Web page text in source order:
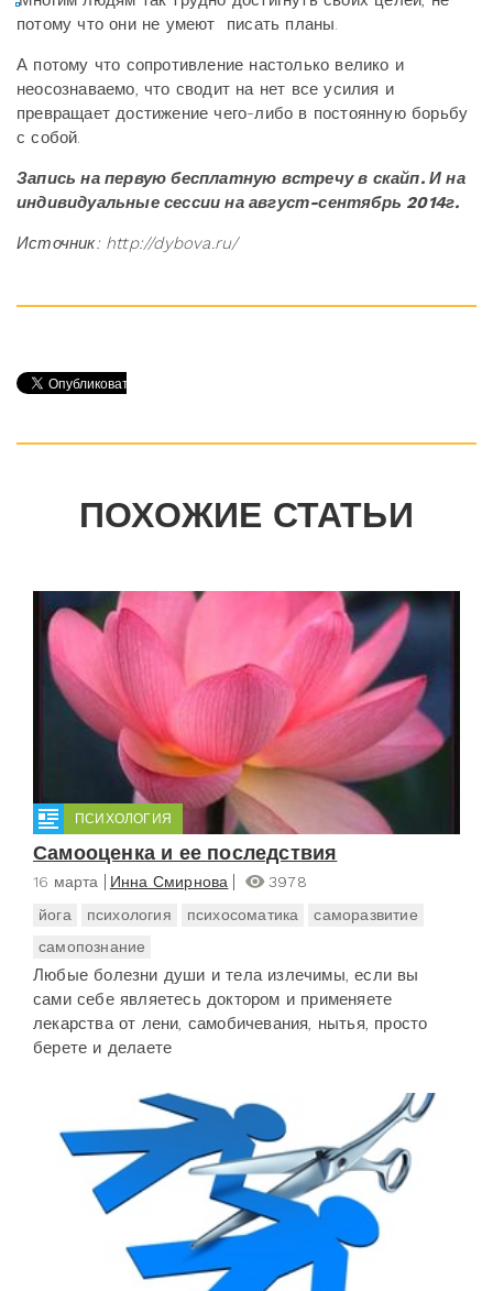
потому что они не умеют писать планы.
А потому что сопротивление настолько велико и
неосознаваемо, что сводит на нет все усилия и
превращает достижение чего-либо в постоянную борьбу
с собой.
Запись на первую бесплатную встречу в скайп. И на
индивидуальные сессии на август-сентябрь 2014г.
Источник: http://dybova.ru/
ПОХОЖИЕ СТАТЬИ
ПСИХОЛОГИЯ
Самооценка и ее последствия
16 марта Инна Смирнова
3978
йога
психология психосоматика
саморазвитие
самопознание
Любые болезни души и тела излечимы, если вы
сами себе являетесь доктором и применяете
лекарства от лени, самобичевания, нытья, просто
берете и делаете